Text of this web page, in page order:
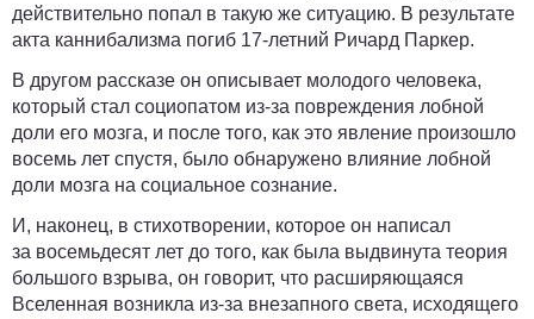
действительно попал в такую же ситуацию. В результате
акта каннибализма погиб 17-летний Ричард Паркер.
В другом рассказе он описывает молодого человека,
который стал социопатом из-за повреждения лобной
доли его мозга, и после того, как это явление произошло
восемь лет спустя, было обнаружено влияние лобной
доли мозга на социальное сознание.
И, наконец, в стихотворении, которое он написал
за восемьдесят лет до того, как была выдвинута теория
большого взрыва, он говорит, что расширяющаяся
Вселенная возникла из-за внезапного света, исходящего